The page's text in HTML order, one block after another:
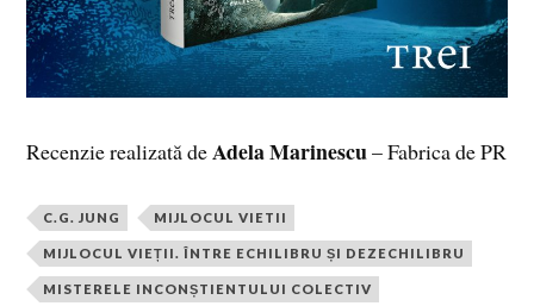
Recenzie realizată deAdela Marinescu– Fabrica de PR
C.G. JUNG MIJLOCUL VIETII
MIJLOCUL VIEȚII. ÎNTRE ECHILIBRU ȘI DEZECHILIBRU
MISTERELE INCONȘTIENTULUI COLECTIV